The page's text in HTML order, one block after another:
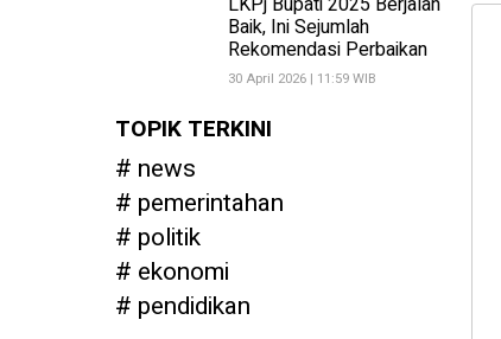
Baik, Ini Sejumlah
Rekomendasi Perbaikan
30 April 2026 | 11:59 WIB
TOPIK TERKINI
news
pemerintahan
politik
ekonomi
pendidikan